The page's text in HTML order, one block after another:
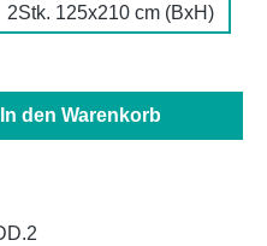
2Stk. 125x210 cm (BxH)
gewünschten
In den Warenkorb